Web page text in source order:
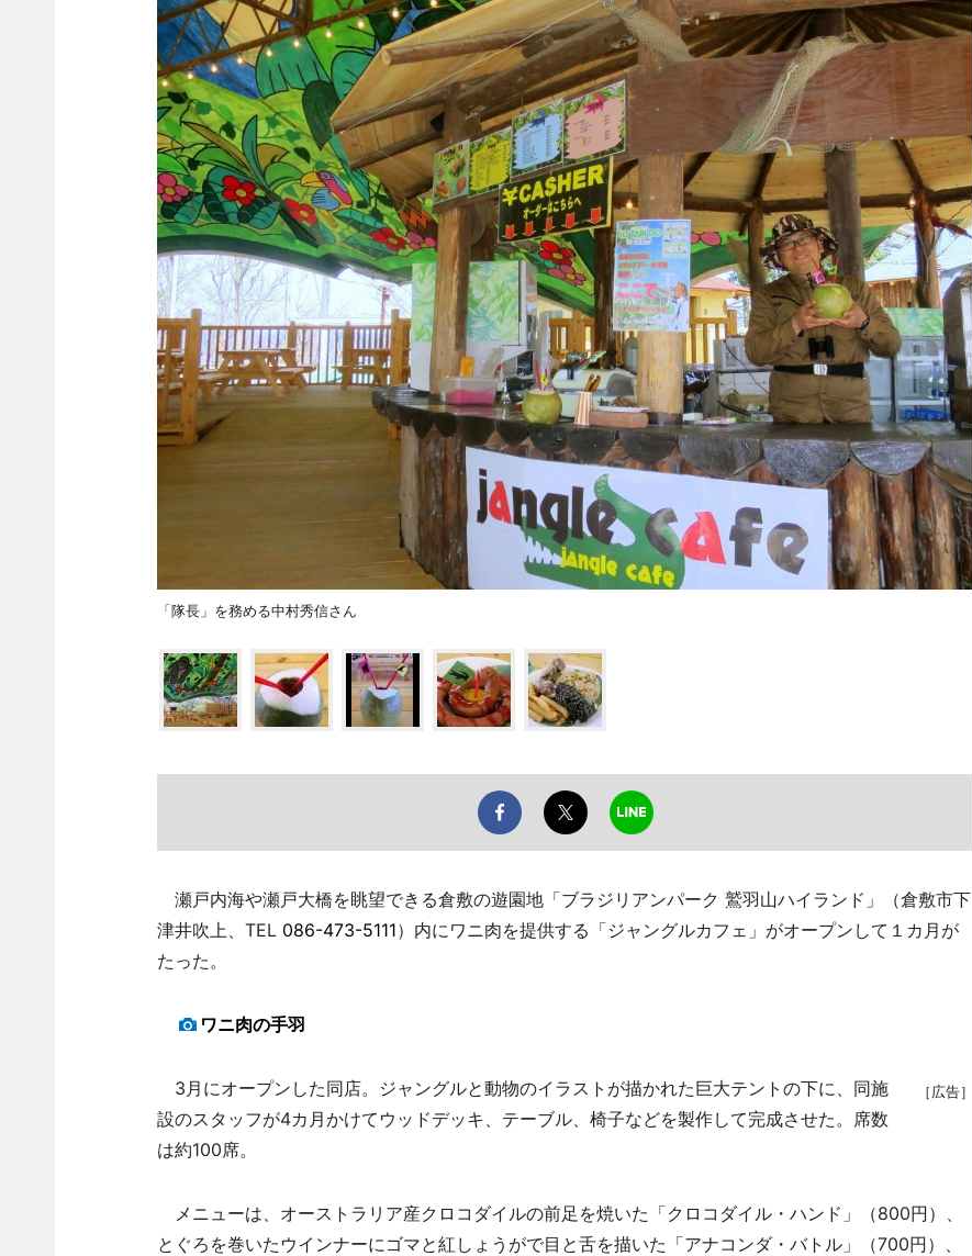
「隊長」を務める中村秀信さん
瀬戸内海や瀬戸大橋を眺望できる倉敷の遊園地「ブラジリアンパーク 鷲羽山ハイランド」（倉敷市下
津井吹上、TEL 086-473-5111）内にワニ肉を提供する「ジャングルカフェ」がオープンして１カ月が
たった。
ワニ肉の手羽
［広告］
3月にオープンした同店。ジャングルと動物のイラストが描かれた巨大テントの下に、同施
設のスタッフが4カ月かけてウッドデッキ、テーブル、椅子などを製作して完成させた。席数
は約100席。
メニューは、オーストラリア産クロコダイルの前足を焼いた「クロコダイル・ハンド」（800円）、
とぐろを巻いたウインナーにゴマと紅しょうがで目と舌を描いた「アナコンダ・バトル」（700円）、